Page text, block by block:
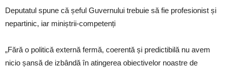
Deputatul spune că șeful Guvernului trebuie să fie profesionist și
nepartinic, iar miniștrii-competenți
„Fără o politică externă fermă, coerentă și predictibilă nu avem
nicio șansă de izbândă în atingerea obiectivelor noastre de